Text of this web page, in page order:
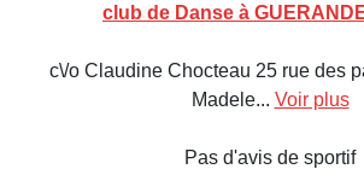
club de Danse à
c\/o Claudine Chocteau 25 rue des
Madele... Voir plus
Pas d'avis de sportif